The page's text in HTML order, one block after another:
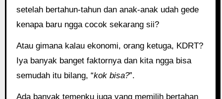
setelah bertahun-tahun dan anak-anak udah gede
kenapa baru ngga cocok sekarang sii?
Atau gimana kalau ekonomi, orang ketuga, KDRT?
Iya banyak banget faktornya dan kita ngga bisa
semudah itu bilang, “kok bisa?”.
Ada banyak temenku juga yang memilih bertahan